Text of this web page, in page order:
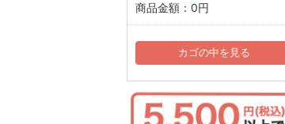
商品金額： 0円
カゴの中を見る